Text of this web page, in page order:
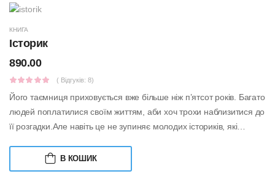
КНИГА
Історик
890.00
( Відгуків: 8)
Його таємниця приховується вже більше ніж п’ятсот років. Багато
людей поплатилися своїм життям, аби хоч трохи наблизитися до
її розгадки.Але навіть це не зупиняє молодих істориків, які
В КОШИК